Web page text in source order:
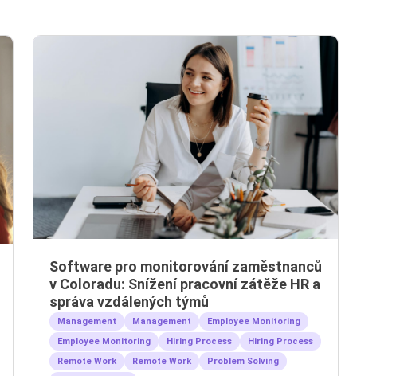
Software pro monitorování zaměstnanců
v Coloradu: Snížení pracovní zátěže HR a
správa vzdálených týmů
Management Management
Employee Monitoring
Employee Monitoring
Hiring Process
Hiring Process
Remote Work
Remote Work
Problem Solving